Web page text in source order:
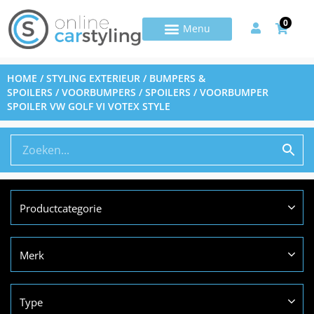
0
HOME /STYLING EXTERIEUR / BUMPERS &
SPOILERS /VOORBUMPERS / SPOILERS / VOORBUMPER
SPOILER VW GOLF VI VOTEX STYLE
Productcategorie
Merk
Type